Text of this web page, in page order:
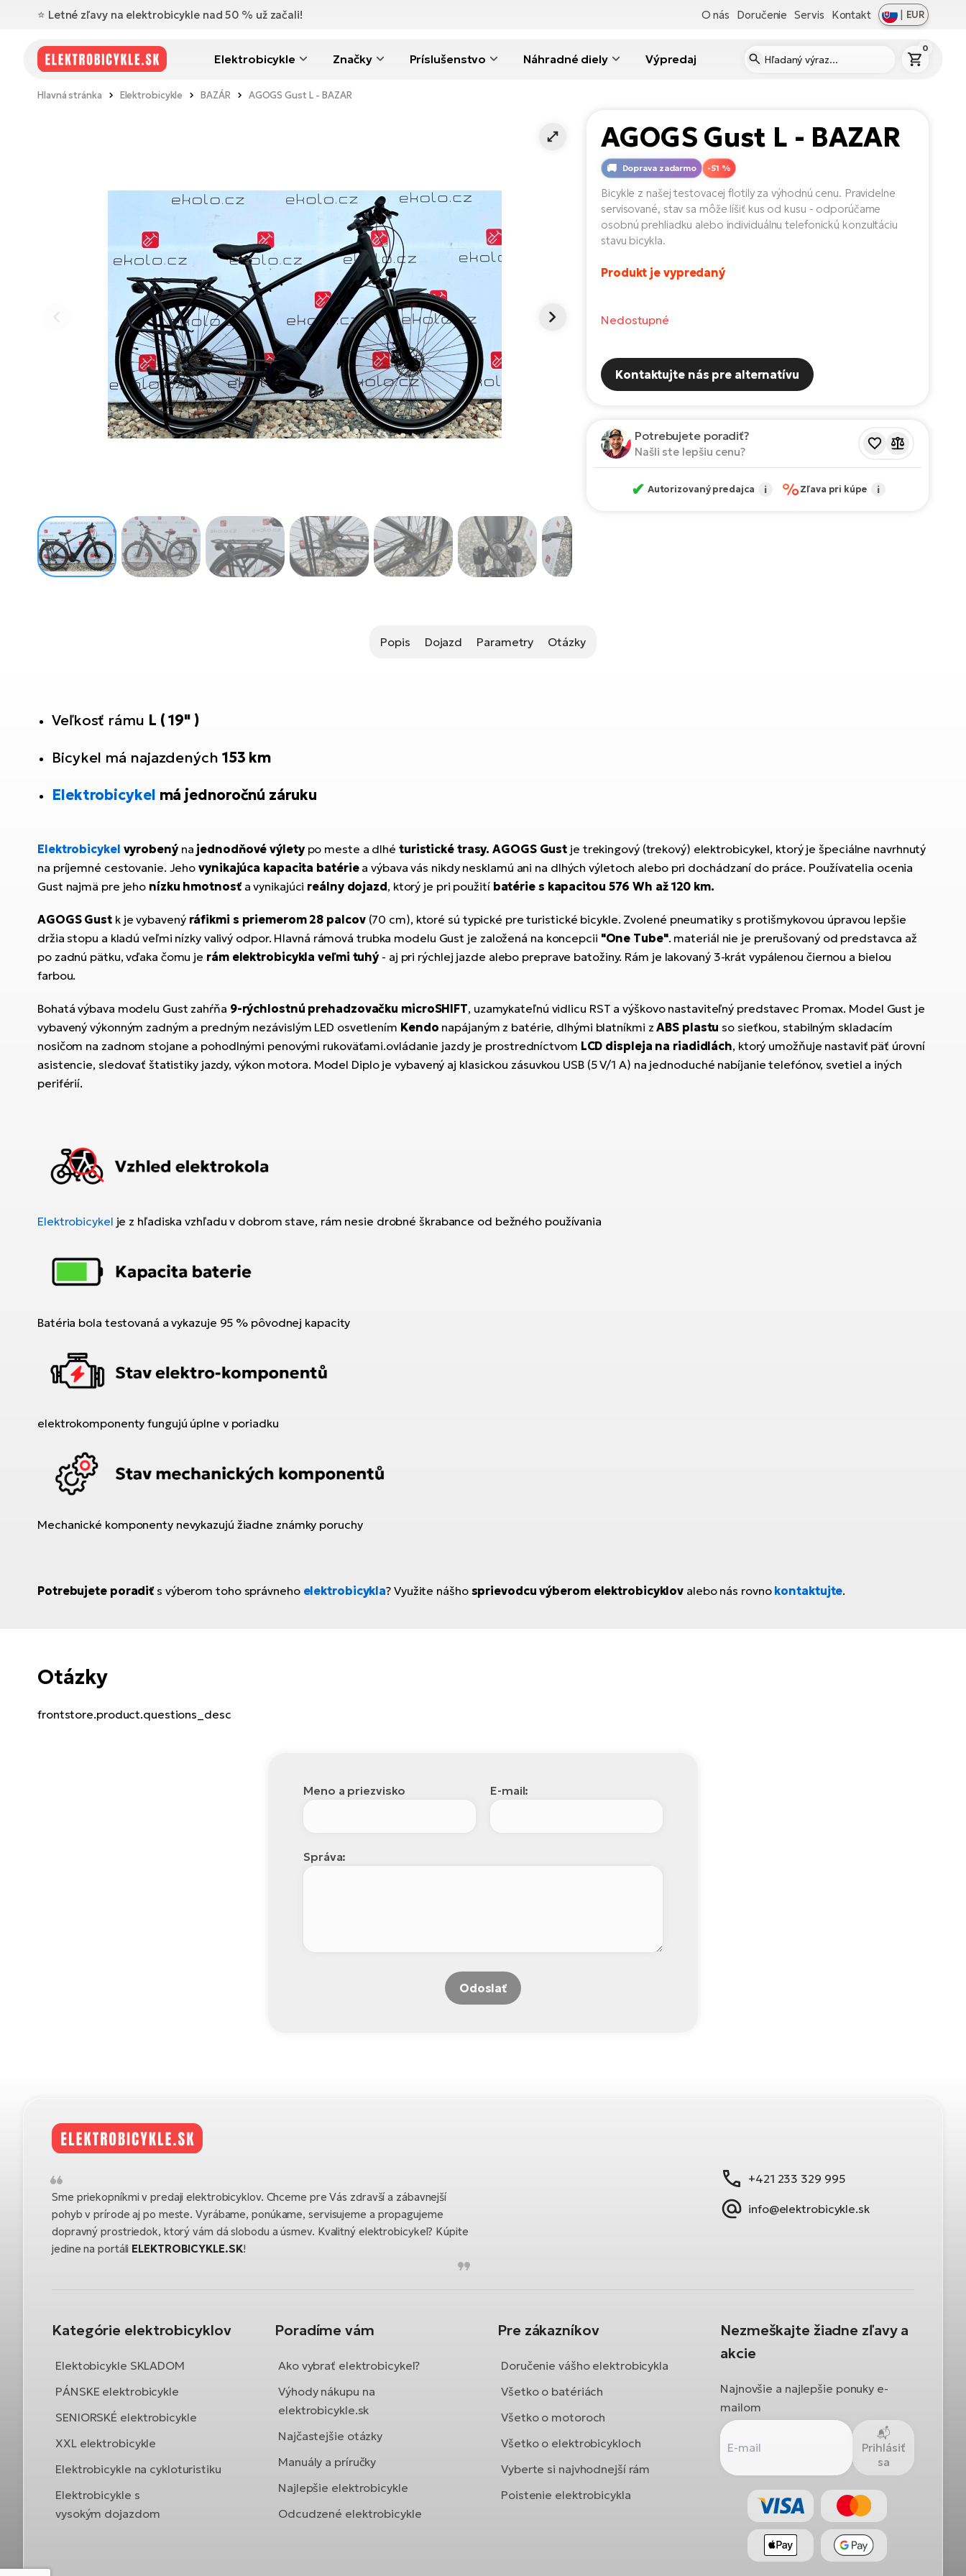
⭐️ Letné zľavy na elektrobicykle nad 50 % už začali! O nás Doručenie Servis Kontakt | EUR
Elektrobicykle Značky Príslušenstvo Náhradné diely Výpredaj
0
Hlavná stránka Elektrobicykle BAZÁR AGOGS Gust L - BAZAR
AGOGS Gust L - BAZAR
-51 %
Doprava zadarmo
Bicykle z našej testovacej flotily za výhodnú cenu. Pravidelne
servisované, stav sa môže líšiť kus od kusu - odporúčame
osobnú prehliadku alebo individuálnu telefonickú konzultáciu
stavu bicykla.
Produkt je vypredaný
Nedostupné
Kontaktujte nás pre alternatívu
Potrebujete poradiť?
Našli ste lepšiu cenu?
✔ Autorizovaný predajca i %Zľava pri kúpe i
Popis Dojazd Parametry Otázky
Veľkosť rámu L ( 19" )
Bicykel má najazdených 153 km
Elektrobicykel má jednoročnú záruku
Elektrobicykel vyrobený na jednodňové výlety po meste a dlhé turistické trasy.AGOGS Gust je trekingový (trekový) elektrobicykel, ktorý je špeciálne navrhnutý
na príjemné cestovanie. Jehovynikajúca kapacita batériea výbava vás nikdy nesklamú ani na dlhých výletoch alebo pri dochádzaní do práce. Používatelia ocenia
Gust najmä pre jeho nízku hmotnosťa vynikajúci reálny dojazd, ktorý je pri použitíbatérie s kapacitou 576 Wh až 120 km.
AGOGS Gust k je vybavený ráfikmi s priemerom 28 palcov (70 cm), ktoré sú typické pre turistické bicykle. Zvolené pneumatiky s protišmykovou úpravou lepšie
držia stopu a kladú veľmi nízky valivý odpor. Hlavná rámová trubka modelu Gust je založená na koncepcii "One Tube". materiál nie je prerušovaný od predstavca až
po zadnú pätku, vďaka čomu je rám elektrobicykla veľmi tuhý- aj pri rýchlej jazde alebo preprave batožiny. Rám je lakovaný 3-krát vypálenou čiernou a bielou
farbou.
Bohatá výbava modelu Gust zahŕňa 9-rýchlostnú prehadzovačku microSHIFT, uzamykateľnú vidlicu RST a výškovo nastaviteľný predstavec Promax. Model Gust je
vybavený výkonným zadným a predným nezávislým LED osvetlením Kendo napájaným z batérie, dlhými blatníkmi zABS plastu so sieťkou, stabilným skladacím
nosičom na zadnom stojane a pohodlnými penovými rukoväťami.ovládanie jazdy je prostredníctvom LCD displeja na riadidlách, ktorý umožňuje nastaviť päť úrovní
asistencie, sledovať štatistiky jazdy, výkon motora. Model Diplo je vybavený aj klasickou zásuvkou USB (5 V/1 A) na jednoduché nabíjanie telefónov, svetiel a iných
periférií.
Elektrobicykel je z hľadiska vzhľadu v dobrom stave, rám nesie drobné škrabance od bežného používania
Batéria bola testovaná a vykazuje 95 % pôvodnej kapacity
elektrokomponenty fungujú úplne v poriadku
Mechanické komponenty nevykazujú žiadne známky poruchy
Potrebujete poradiťs výberom toho správneho elektrobicykla? Využite nášho sprievodcu výberom elektrobicyklov alebo nás rovno kontaktujte.
Otázky
frontstore.product.questions_desc
Meno a priezvisko E-mail:
Správa:
Odoslať
Sme priekopníkmi v predaji elektrobicyklov. Chceme pre Vás zdravší a zábavnejší
pohyb v prírode aj po meste. Vyrábame, ponúkame, servisujeme a propagujeme
dopravný prostriedok, ktorý vám dá slobodu a úsmev. Kvalitný elektrobicykel? Kúpite
jedine na portáli ELEKTROBICYKLE.SK!
+421 233 329 995
info@elektrobicykle.sk
Kategórie elektrobicyklov
Elektobicykle SKLADOM
PÁNSKE elektrobicykle
SENIORSKÉ elektrobicykle
XXL elektrobicykle
Elektrobicykle na cykloturistiku
Elektrobicykle s
vysokým dojazdom
Poradíme vám
Ako vybrať elektrobicykel?
Výhody nákupu na
elektrobicykle.sk
Najčastejšie otázky
Manuály a príručky
Najlepšie elektrobicykle
Odcudzené elektrobicykle
Pre zákazníkov
Doručenie vášho elektrobicykla
Všetko o batériách
Všetko o motoroch
Všetko o elektrobicykloch
Vyberte si najvhodnejší rám
Poistenie elektrobicykla
Nezmeškajte žiadne zľavy a
akcie
Najnovšie a najlepšie ponuky e-
mailom
Prihlásiť
sa